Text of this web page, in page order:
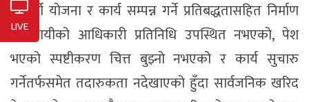
भरपर्दो योजना र कार्य सम्पन्न गर्ने प्रतिबद्धतासहित निर्माण
व्यवसायीको आधिकारी प्रतिनिधि उपस्थित नभएको, पेश
भएको स्पष्टीकरण चित्त बुझ्नो नभएको र कार्य सुचारु
गर्नेतर्फसमेत तदारुकता नदेखाएको हुँदा सार्वजनिक खरिद
LIVE